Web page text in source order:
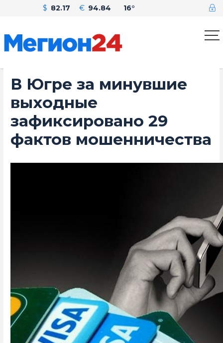
$ 82.17 € 94.84 16°
В Югре за минувшие
выходные
зафиксировано 29
фактов мошенничества